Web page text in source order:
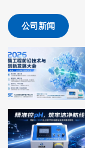
公司新闻